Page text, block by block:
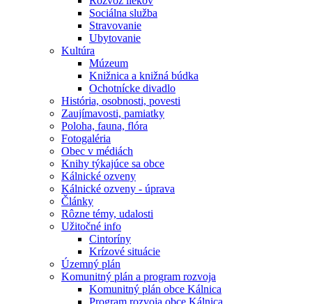
Sociálna služba
Stravovanie
Ubytovanie
Kultúra
Múzeum
Knižnica a knižná búdka
Ochotnícke divadlo
História, osobnosti, povesti
Zaujímavosti, pamiatky
Poloha, fauna, flóra
Fotogaléria
Obec v médiách
Knihy týkajúce sa obce
Kálnické ozveny
Kálnické ozveny - úprava
Články
Rôzne témy, udalosti
Užitočné info
Cintoríny
Krízové situácie
Územný plán
Komunitný plán a program rozvoja
Komunitný plán obce Kálnica
Program rozvoja obce Kálnica